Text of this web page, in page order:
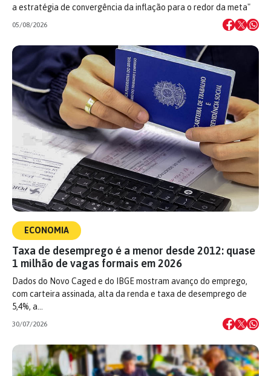
a estratégia de convergência da inflação para o redor da meta"
05/08/2026
ECONOMIA
Taxa de desemprego é a menor desde 2012: quase
1 milhão de vagas formais em 2026
Dados do Novo Caged e do IBGE mostram avanço do emprego,
com carteira assinada, alta da renda e taxa de desemprego de
5,4%, a…
30/07/2026